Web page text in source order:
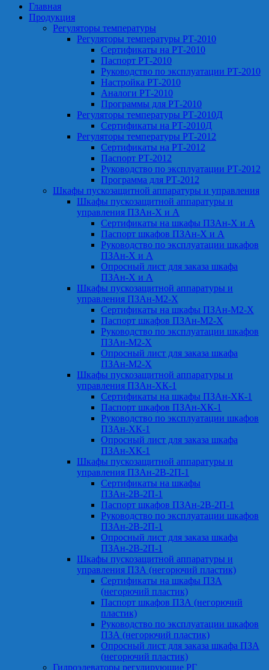
Главная
Продукция
Регуляторы температуры
Регуляторы температуры РТ-2010
Сертификаты на РТ-2010
Паспорт РТ-2010
Руководство по эксплуатации РТ-2010
Настройка РТ-2010
Аналоги РТ-2010
Программы для РТ-2010
Регуляторы температуры РТ-2010Д
Сертификаты на РТ-2010Д
Регуляторы температуры РТ-2012
Сертификаты на РТ-2012
Паспорт РТ-2012
Руководство по эксплуатации РТ-2012
Программа для РТ-2012
Шкафы пускозащитной аппаратуры и управления
Шкафы пускозащитной аппаратуры и
управления ПЗАн-Х и А
Сертификаты на шкафы ПЗАн-Х и А
Паспорт шкафов ПЗАн-Х и А
Руководство по эксплуатации шкафов
ПЗАн-Х и А
Опросный лист для заказа шкафа
ПЗАн-Х и А
Шкафы пускозащитной аппаратуры и
управления ПЗАн-М2-Х
Сертификаты на шкафы ПЗАн-М2-Х
Паспорт шкафов ПЗАн-М2-Х
Руководство по эксплуатации шкафов
ПЗАн-М2-Х
Опросный лист для заказа шкафа
ПЗАн-М2-Х
Шкафы пускозащитной аппаратуры и
управления ПЗАн-ХК-1
Сертификаты на шкафы ПЗАн-ХК-1
Паспорт шкафов ПЗАн-ХК-1
Руководство по эксплуатации шкафов
ПЗАн-ХК-1
Опросный лист для заказа шкафа
ПЗАн-ХК-1
Шкафы пускозащитной аппаратуры и
управления ПЗАн-2В-2П-1
Сертификаты на шкафы
ПЗАн-2В-2П-1
Паспорт шкафов ПЗАн-2В-2П-1
Руководство по эксплуатации шкафов
ПЗАн-2В-2П-1
Опросный лист для заказа шкафа
ПЗАн-2В-2П-1
Шкафы пускозащитной аппаратуры и
управления ПЗА (негорючий пластик)
Сертификаты на шкафы ПЗА
(негорючий пластик)
Паспорт шкафов ПЗА (негорючий
пластик)
Руководство по эксплуатации шкафов
ПЗА (негорючий пластик)
Опросный лист для заказа шкафа ПЗА
(негорючий пластик)
Гидроэлеваторы регулирующие РГ